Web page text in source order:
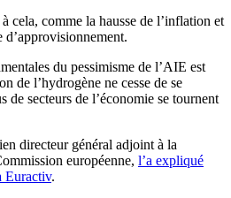
cela, comme la hausse de l’inflation et
d’approvisionnement.
du pessimisme de l’AIE est
de l’hydrogène ne cesse de se
de secteurs de l’économie se tournent
directeur général adjoint à la
européenne, l’a expliqué
Euractiv.